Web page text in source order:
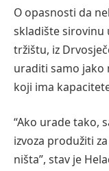
O opasnosti da
skladište sirovinu
tržištu, iz
uraditi samo jako
koji ima
“Ako urade tako,
izvoza produžiti
ništa”, stav je